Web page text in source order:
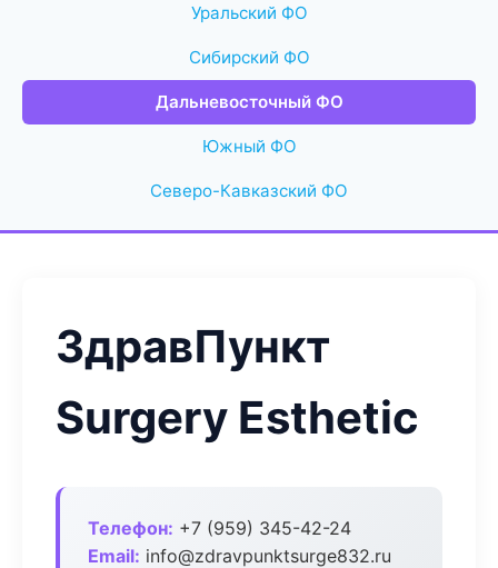
Уральский ФО
Сибирский ФО
Дальневосточный ФО
Южный ФО
Северо-Кавказский ФО
ЗдравПункт
Surgery Esthetic
Телефон: +7 (959) 345-42-24
Email: info@zdravpunktsurge832.ru